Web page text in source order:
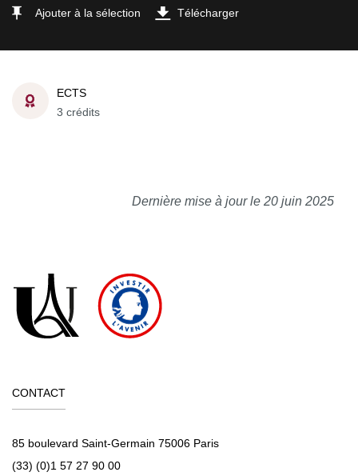
Ajouter à la sélection Télécharger
ECTS
3 crédits
Dernière mise à jour le 20 juin 2025
CONTACT
85 boulevard Saint-Germain 75006 Paris
(33) (0)1 57 27 90 00